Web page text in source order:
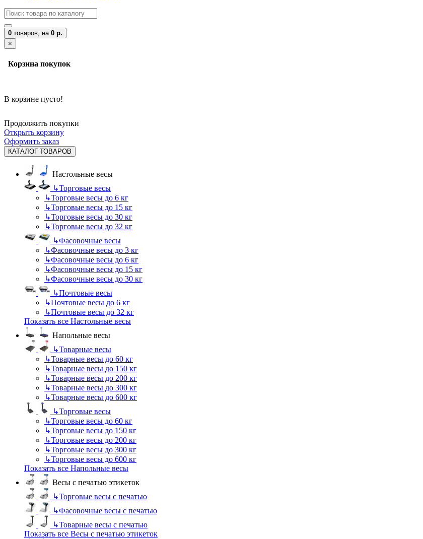
0 товаров, на 0 р.
×
Корзина покупок
В корзине пусто!
Продолжить покупки
Открыть корзину
Оформить заказ
КАТАЛОГ ТОВАРОВ
Настольные весы
↳Торговые весы
↳Торговые весы до 6 кг
↳Торговые весы до 15 кг
↳Торговые весы до 30 кг
↳Торговые весы до 32 кг
↳Фасовочные весы
↳Фасовочные весы до 3 кг
↳Фасовочные весы до 6 кг
↳Фасовочные весы до 15 кг
↳Фасовочные весы до 30 кг
↳Почтовые весы
↳Почтовые весы до 6 кг
↳Почтовые весы до 32 кг
Показать все Настольные весы
Напольные весы
↳Товарные весы
↳Товарные весы до 60 кг
↳Товарные весы до 150 кг
↳Товарные весы до 200 кг
↳Товарные весы до 300 кг
↳Товарные весы до 600 кг
↳Торговые весы
↳Торговые весы до 60 кг
↳Торговые весы до 150 кг
↳Торговые весы до 200 кг
↳Торговые весы до 300 кг
↳Торговые весы до 600 кг
Показать все Напольные весы
Весы с печатью этикеток
↳Торговые весы с печатью
↳Фасовочные весы с печатью
↳Товарные весы с печатью
Показать все Весы с печатью этикеток